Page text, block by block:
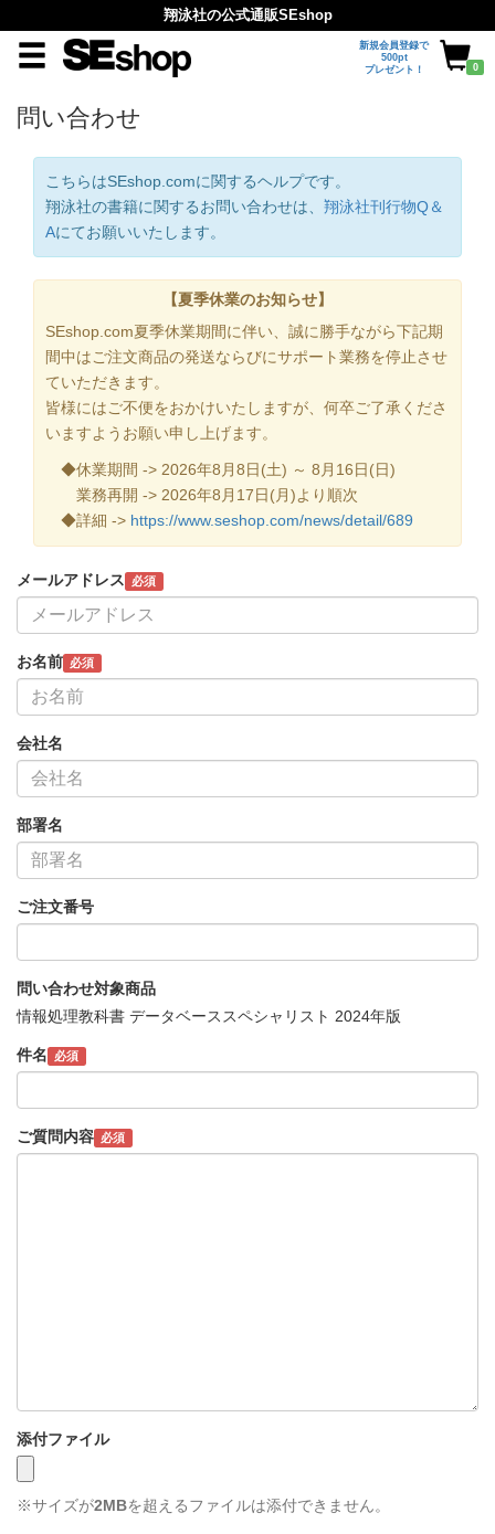
翔泳社の公式通販SEshop
新規会員登録で
500pt
プレゼント！
0
問い合わせ
こちらはSEshop.comに関するヘルプです。
翔泳社の書籍に関するお問い合わせは、 翔泳社刊行物Q＆
Aにてお願いいたします。
【夏季休業のお知らせ】
SEshop.com夏季休業期間に伴い、誠に勝手ながら下記期
間中はご注文商品の発送ならびにサポート業務を停止させ
ていただきます。
皆様にはご不便をおかけいたしますが、何卒ご了承くださ
いますようお願い申し上げます。
◆休業期間 -> 2026年8月8日(土) ～ 8月16日(日)
業務再開 -> 2026年8月17日(月)より順次
◆詳細 -> https://www.seshop.com/news/detail/689
メールアドレス 必須
お名前 必須
会社名
部署名
ご注文番号
問い合わせ対象商品
情報処理教科書 データベーススペシャリスト 2024年版
件名 必須
ご質問内容 必須
添付ファイル
※サイズが2MBを超えるファイルは添付できません。